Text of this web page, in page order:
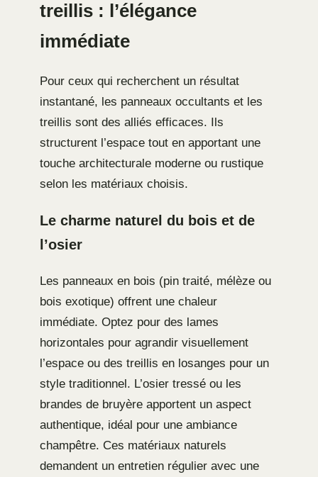
treillis : l’élégance
immédiate
Pour ceux qui recherchent un résultat
instantané, les panneaux occultants et les
treillis sont des alliés efficaces. Ils
structurent l’espace tout en apportant une
touche architecturale moderne ou rustique
selon les matériaux choisis.
Le charme naturel du bois et de
l’osier
Les panneaux en bois (pin traité, mélèze ou
bois exotique) offrent une chaleur
immédiate. Optez pour des lames
horizontales pour agrandir visuellement
l’espace ou des treillis en losanges pour un
style traditionnel. L’osier tressé ou les
brandes de bruyère apportent un aspect
authentique, idéal pour une ambiance
champêtre. Ces matériaux naturels
demandent un entretien régulier avec une